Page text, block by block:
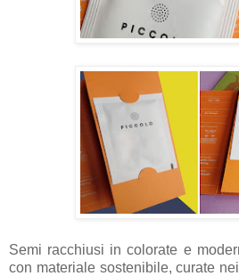
Semi racchiusi in colorate e
con materiale sostenibile, curate